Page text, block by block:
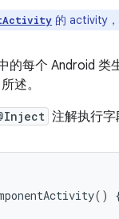
的 activity
的每个 Android 类
述。
注解执行字
()